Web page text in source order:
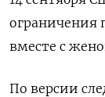
ограничения
вместе с
По версии